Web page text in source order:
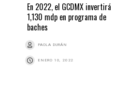
En 2022, el GCDMX invertirá
1,130 mdp en programa de
baches
PAOLA DURÁN
ENERO 10, 2022